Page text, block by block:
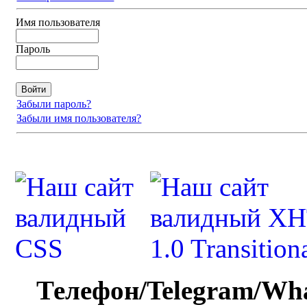
Имя пользователя
Пароль
Забыли пароль?
Забыли имя пользователя?
Телефон/Telegram/